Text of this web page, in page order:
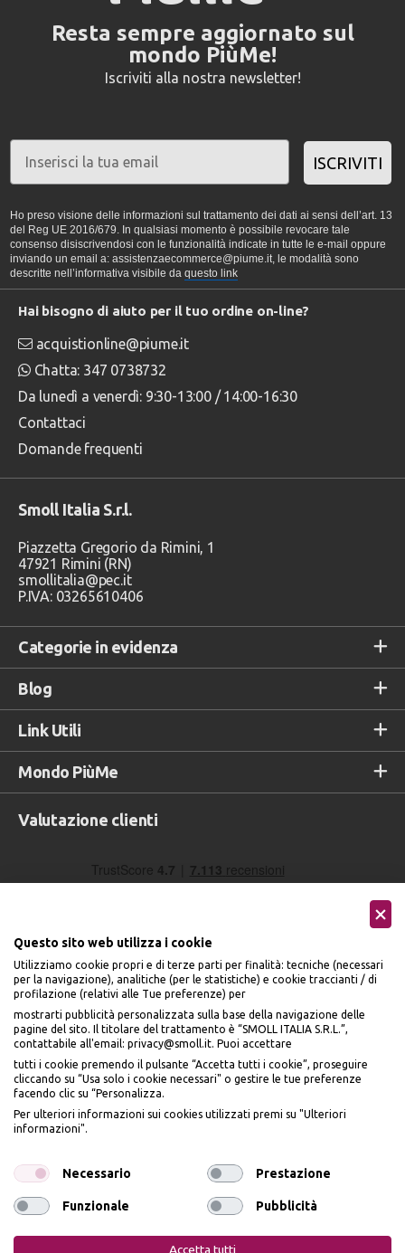
Resta sempre aggiornato sul
mondo PiùMe!
Iscriviti alla nostra newsletter!
ISCRIVITI
Ho preso visione delle informazioni sul trattamento dei dati ai sensi dell’art. 13
del Reg UE 2016/679. In qualsiasi momento è possibile revocare tale
consenso disiscrivendosi con le funzionalità indicate in tutte le e-mail oppure
inviando un email a: assistenzaecommerce@piume.it, le modalità sono
descritte nell’informativa visibile da questo link
Categorie in evidenza
Blog
Link Utili
Mondo PiùMe
Hai bisogno di aiuto per il tuo ordine on-line?
acquistionline@piume.it
Chatta: 347 0738732
Da lunedì a venerdì: 9:30-13:00 / 14:00-16:30
Contattaci
Domande frequenti
Smoll Italia S.r.l.
Piazzetta Gregorio da Rimini, 1
47921 Rimini (RN)
smollitalia@pec.it
P.IVA: 03265610406
Valutazione clienti
Accettiamo
Seguici sui social
Privacy Policy Cookie Policy
Questo sito web utilizza i cookie
Utilizziamo cookie propri e di terze parti per finalità: tecniche (necessari
per la navigazione), analitiche (per le statistiche) e cookie traccianti / di
profilazione (relativi alle Tue preferenze) per
mostrarti pubblicità personalizzata sulla base della navigazione delle
pagine del sito. Il titolare del trattamento è “SMOLL ITALIA S.R.L.”,
contattabile all'email: privacy@smoll.it. Puoi accettare
tutti i cookie premendo il pulsante “Accetta tutti i cookie”, proseguire
cliccando su “Usa solo i cookie necessari" o gestire le tue preferenze
facendo clic su “Personalizza.
Per ulteriori informazioni sui cookies utilizzati premi su "Ulteriori
informazioni".
Necessario Prestazione
Funzionale Pubblicità
Accetta tutti
BENVENUTO DA
PIÙME
IL10% DI SCONTO
dell’art. 13 del Reg UE 2016/679 e presto il mio consenso a ricevere email
promozionali. In qualsiasi momento è possibile revocare il consenso